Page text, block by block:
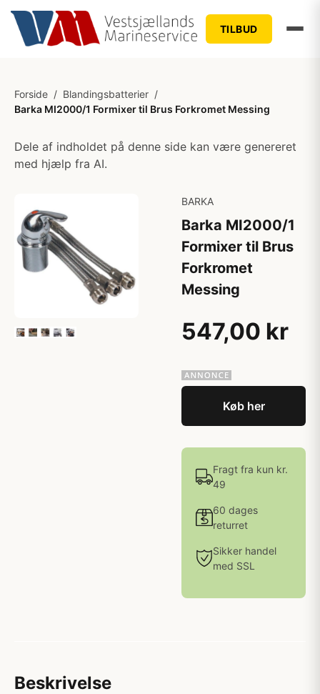
TILBUD
Forside / Blandingsbatterier /
Barka MI2000/1 Formixer til Brus Forkromet Messing
Dele af indholdet på denne side kan være genereret
med hjælp fra AI.
BARKA
Barka MI2000/1
Formixer til Brus
Forkromet
Messing
547,00 kr
Køb her
Fragt fra kun kr.
49
60 dages
returret
Sikker handel
med SSL
Beskrivelse